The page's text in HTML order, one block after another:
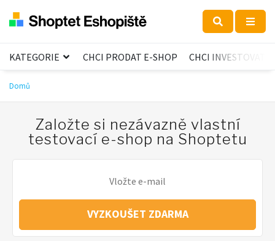
KATEGORIE CHCI PRODAT E-SHOP CHCI INVESTOVAT
Domů
Založte si nezávazně vlastní
testovací e-shop na Shoptetu
VYZKOUŠET ZDARMA